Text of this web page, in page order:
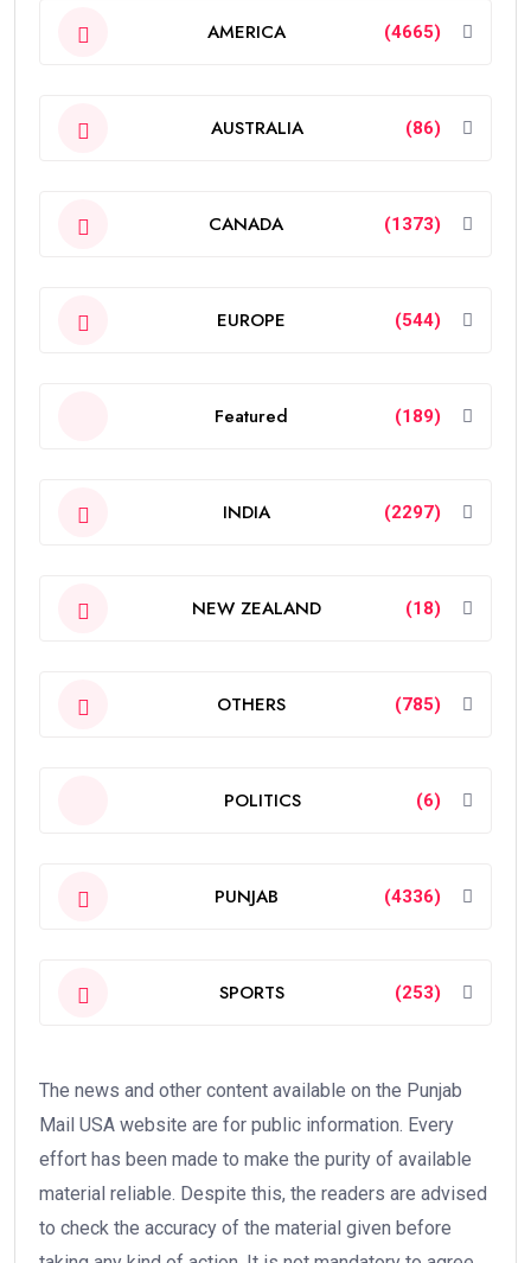
AMERICA (4665)
AUSTRALIA (86)
CANADA (1373)
EUROPE (544)
Featured (189)
INDIA (2297)
NEW ZEALAND (18)
OTHERS (785)
POLITICS (6)
PUNJAB (4336)
SPORTS (253)
The news and other content available on the Punjab
Mail USA website are for public information. Every
effort has been made to make the purity of available
material reliable. Despite this, the readers are advised
to check the accuracy of the material given before